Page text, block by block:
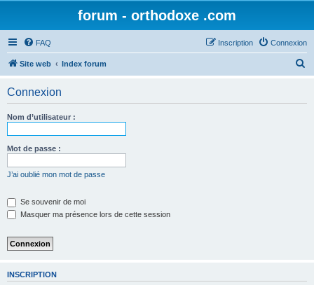
forum - orthodoxe .com
FAQ Connexion
Inscription
Site web Index forum
Connexion
Nom d’utilisateur :
Mot de passe :
J’ai oublié mon mot de passe
Se souvenir de moi
Masquer ma présence lors de cette session
INSCRIPTION